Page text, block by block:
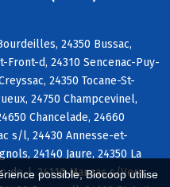
possible, Biocoop utilise
24350 Bussac,
Front-d, 24310 Sencenac-Puy-
24350 Tocane-St-
24750 Champcevinel,
Chancelade, 24660
s/l, 24430 Annesse-et-
24140 Jaure, 24350 La
de-l, 24110 Manzac s/Vern,